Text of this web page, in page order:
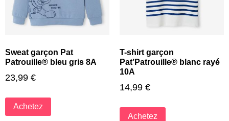
Sweat garçon Pat
Patrouille® bleu gris 8A
23,99 €
Achetez
T-shirt garçon
Pat’Patrouille® blanc rayé
10A
14,99 €
Achetez